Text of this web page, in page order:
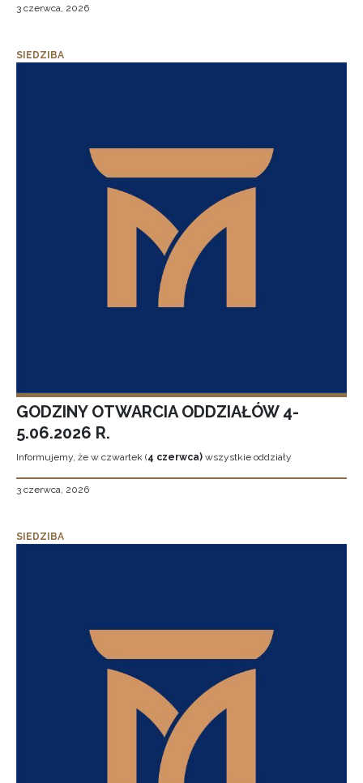
3 czerwca, 2026
SIEDZIBA
GODZINY OTWARCIA ODDZIAŁÓW 4-
5.06.2026 R.
Informujemy, że w czwartek (4 czerwca) wszystkie oddziały
3 czerwca, 2026
SIEDZIBA